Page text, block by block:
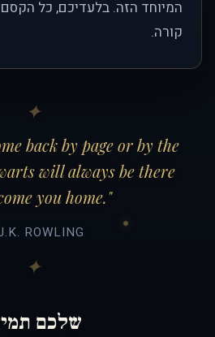
המיוחד הזה. בלעדיכם, כל
קורה.
back by page or by the
will always be there
you home."
ROWLING
שלכם